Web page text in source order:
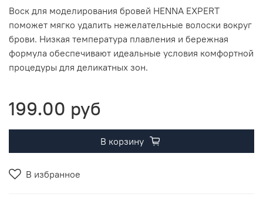
В избранное
Воск для моделирования бровей HENNA EXPERT
поможет мягко удалить нежелательные волоски вокруг
брови. Низкая температура плавления и бережная
формула обеспечивают идеальные условия комфортной
процедуры для деликатных зон.
199.00 руб
В корзину